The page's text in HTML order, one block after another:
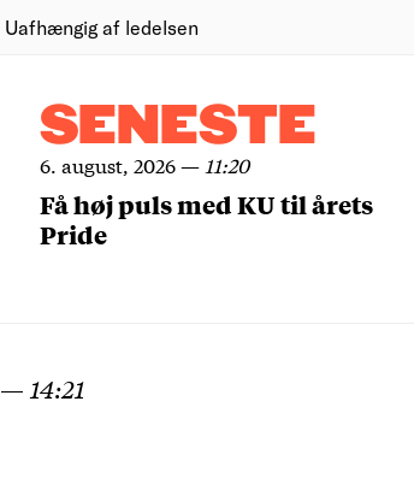
Uafhængig af ledelsen
SENESTE
6. august, 2026— 11:20
Få høj puls med KU til årets
Pride
— 14:21